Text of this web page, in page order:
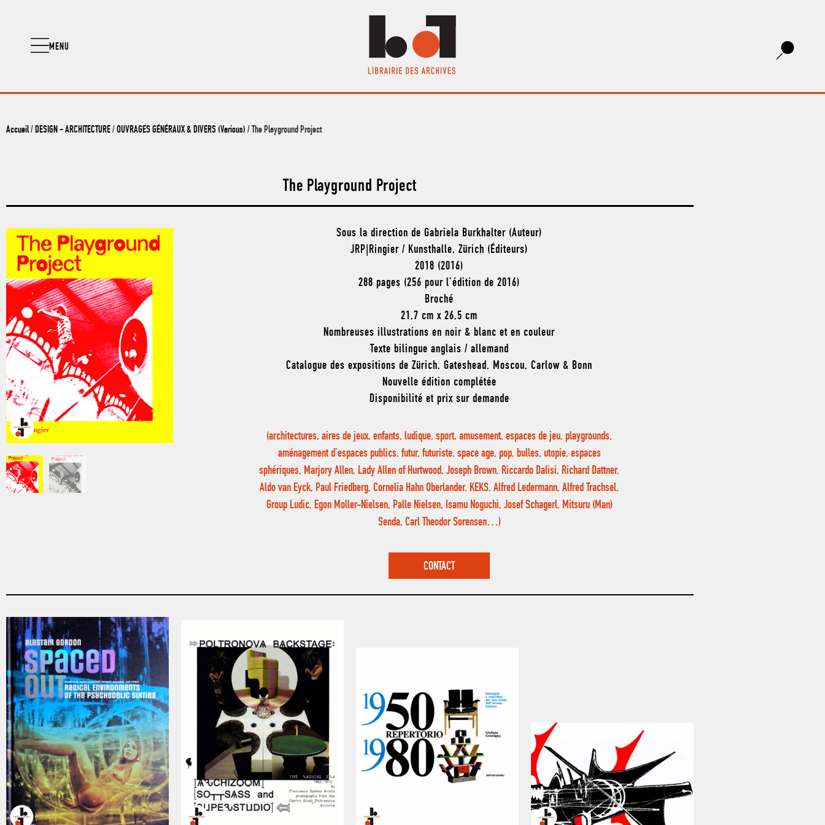
MENU
Accueil/ DESIGN - ARCHITECTURE/ OUVRAGES GÉNÉRAUX & DIVERS (Various) / The Playground Project
The Playground Project
Sous la direction de Gabriela Burkhalter (Auteur)
JRP|Ringier / Kunsthalle, Zürich (Éditeurs)
2018 (2016)
288 pages (256 pour l’édition de 2016)
Broché
21,7 cm x 26,5 cm
Nombreuses illustrations en noir & blanc et en couleur
Texte bilingue anglais / allemand
Catalogue des expositions de Zürich, Gateshead, Moscou, Carlow & Bonn
Nouvelle édition complétée
Disponibilité et prix sur demande
(architectures, aires de jeux, enfants, ludique, sport, amusement, espaces de jeu, playgrounds,
aménagement d’espaces publics, futur, futuriste, space age, pop, bulles, utopie, espaces
sphériques, Marjory Allen, Lady Allen of Hurtwood, Joseph Brown, Riccardo Dalisi, Richard Dattner,
Aldo van Eyck, Paul Friedberg, Cornelia Hahn Oberlander, KEKS, Alfred Ledermann, Alfred Trachsel,
Group Ludic, Egon Moller-Nielsen, Palle Nielsen, Isamu Noguchi, Josef Schagerl, Mitsuru (Man)
Senda, Carl Theodor Sorensen…)
CONTACT